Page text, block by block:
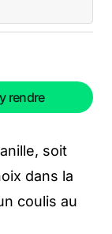
rendre
soit
dans la
coulis au